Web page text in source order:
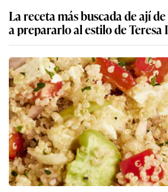
La receta más buscada de ají
a prepararlo al estilo de Teresa